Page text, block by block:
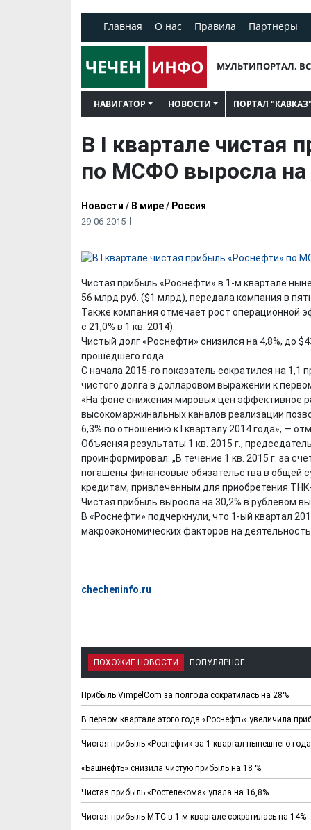
Главная О нас Правила Партнеры
МУЛЬТИПОРТАЛ.
НАВИГАТОР НОВОСТИ ПОРТАЛ "КАВКАЗ"
В I квартале чистая
по МСФО выросла на
Новости / В мире/ Россия
29-06-2015
Чистая прибыль «Роснефти» в 1-м квартале
56 млрд руб. ($1 млрд), передала компания в
Также компания отмечает рост операционной
с 21,0% в 1 кв. 2014).
Чистый долг «Роснефти» снизился на 4,8%, до
прошедшего года.
С начала 2015-го показатель сократился на
чистого долга в долларовом выражении к
«На фоне снижения мировых цен эффективное
высокомаржинальных каналов реализации
6,3% по отношению к I кварталу 2014 года», —
Объясняя результаты 1 кв. 2015 г.,
проинформировал: „В течение 1 кв. 2015 г. за
погашены финансовые обязательства в общей
кредитам, привлеченным для приобретения ТНК-
Чистая прибыль выросла на 30,2% в рублевом
В «Роснефти» подчеркнули, что 1-ый квартал
макроэкономических факторов на
checheninfo.ru
ПОХОЖИЕ НОВОСТИ ПОПУЛЯРНОЕ
Прибыль VimpelCom за полгода сократилась на 28%
В первом квартале этого года «Роснефть» увеличила
Чистая прибыль «Роснефти» за 1 квартал нынешнего
«Башнефть» снизила чистую прибыль на 18 %
Чистая прибыль «Ростелекома» упала на 16,8%
Чистая прибыль МТС в 1-м квартале сократилась на 14%